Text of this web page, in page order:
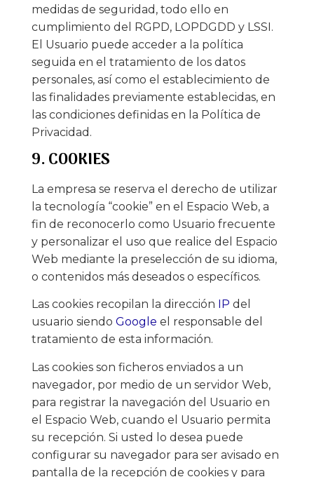
medidas de seguridad, todo ello en
cumplimiento del RGPD, LOPDGDD y LSSI.
El Usuario puede acceder a la política
seguida en el tratamiento de los datos
personales, así como el establecimiento de
las finalidades previamente establecidas, en
las condiciones definidas en la Política de
Privacidad.
9. COOKIES
La empresa se reserva el derecho de utilizar
la tecnología “cookie” en el Espacio Web, a
fin de reconocerlo como Usuario frecuente
y personalizar el uso que realice del Espacio
Web mediante la preselección de su idioma,
o contenidos más deseados o específicos.
Las cookies recopilan la dirección IP del
usuario siendo Google el responsable del
tratamiento de esta información.
Las cookies son ficheros enviados a un
navegador, por medio de un servidor Web,
para registrar la navegación del Usuario en
el Espacio Web, cuando el Usuario permita
su recepción. Si usted lo desea puede
configurar su navegador para ser avisado en
pantalla de la recepción de cookies y para